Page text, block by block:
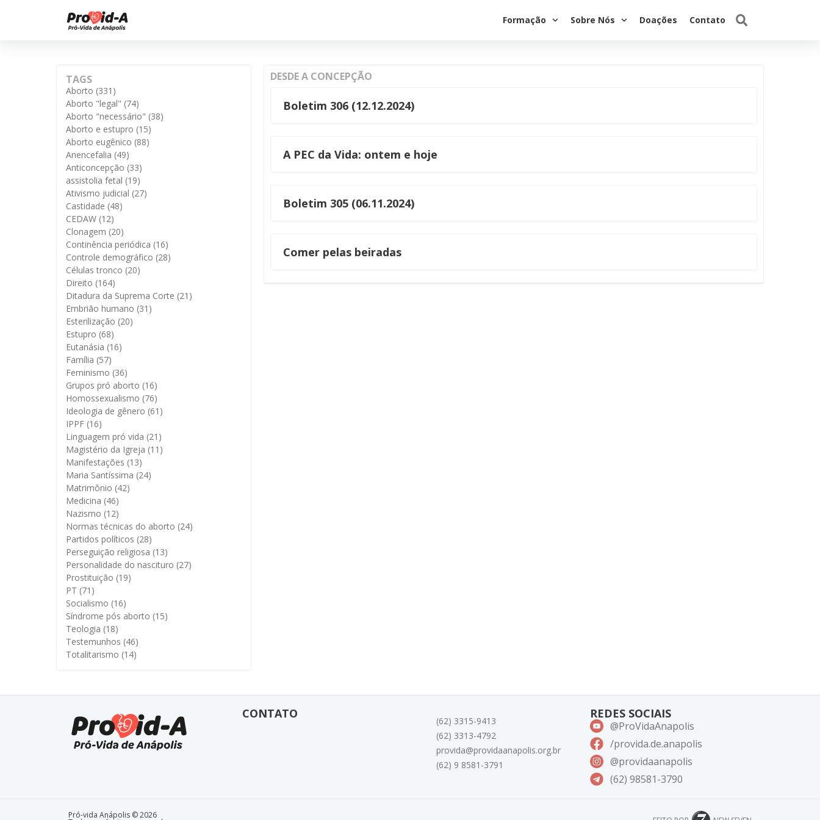
Formação Sobre Nós Doações Contato
TAGS
Aborto (331)
Aborto "legal" (74)
Aborto "necessário" (38)
Aborto e estupro (15)
Aborto eugênico (88)
Anencefalia (49)
Anticoncepção (33)
assistolia fetal (19)
Ativismo judicial (27)
Castidade (48)
CEDAW (12)
Clonagem (20)
Continência periódica (16)
Controle demográfico (28)
Células tronco (20)
Direito (164)
Ditadura da Suprema Corte (21)
Embrião humano (31)
Esterilização (20)
Estupro (68)
Eutanásia (16)
Família (57)
Feminismo (36)
Grupos pró aborto (16)
Homossexualismo (76)
Ideologia de gênero (61)
IPPF (16)
Linguagem pró vida (21)
Magistério da Igreja (11)
Manifestações (13)
Maria Santíssima (24)
Matrimônio (42)
Medicina (46)
Nazismo (12)
Normas técnicas do aborto (24)
Partidos políticos (28)
Perseguição religiosa (13)
Personalidade do nascituro (27)
Prostituição (19)
PT (71)
Socialismo (16)
Síndrome pós aborto (15)
Teologia (18)
Testemunhos (46)
Totalitarismo (14)
DESDE A CONCEPÇÃO
Boletim 306 (12.12.2024)
A PEC da Vida: ontem e hoje
Boletim 305 (06.11.2024)
Comer pelas beiradas
CONTATO
(62) 3315-9413
(62) 3313-4792
provida@providaanapolis.org.br
(62) 9 8581-3791
REDES SOCIAIS
@ProVidaAnapolis
/provida.de.anapolis
@providaanapolis
(62) 98581-3790
Pró-vida Anápolis © 2026